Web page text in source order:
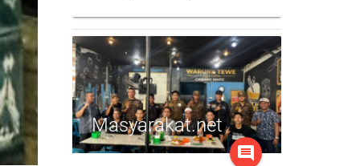
Masyarakat.net
comment